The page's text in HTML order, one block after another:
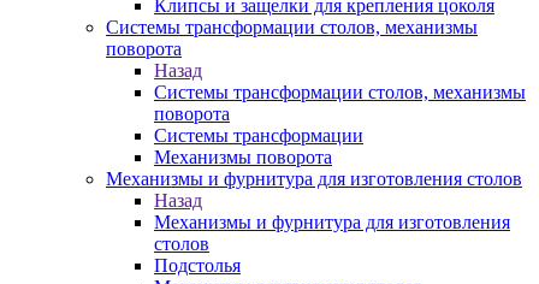
Клипсы и защелки для крепления цоколя
Системы трансформации столов, механизмы
поворота
Назад
Системы трансформации столов, механизмы
поворота
Системы трансформации
Механизмы поворота
Механизмы и фурнитура для изготовления столов
Назад
Механизмы и фурнитура для изготовления
столов
Подстолья